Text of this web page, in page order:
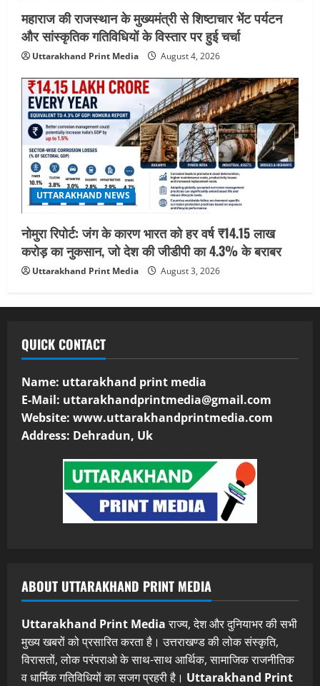
महाराज की राजस्थान के मुख्यमंत्री से शिष्टाचार भेंट पर्यटन
और सांस्कृतिक गतिविधियों के विस्तार पर हुई चर्चा
Uttarakhand Print Media August 4, 2026
UTTARAKHAND NEWS
नोमुरा रिपोर्ट: जंग के कारण भारत को हर वर्ष ₹14.15 लाख
करोड़ का नुकसान, जो देश की जीडीपी का 4.3% के बराबर
Uttarakhand Print Media August 3, 2026
QUICK CONTACT
Name: uttarakhand print media
E-Mail: uttarakhandprintmedia@gmail.com
Website: www.uttarakhandprintmedia.com
Address: Dehradun, Uk
ABOUT UTTARAKHAND PRINT MEDIA
Uttarakhand Print Mediaराज्य, देश और दुनियाभर की सभी
मुख्य खबरों को प्रसारित करता है। उत्तराखण्ड की लोक संस्कृति,
विरासतों, लोक परंपराओ के साथ-साथ आर्थिक, सामाजिक राजनीतिक
व धार्मिक गतिविधियों का सजग प्रहरी है। Uttarakhand Print